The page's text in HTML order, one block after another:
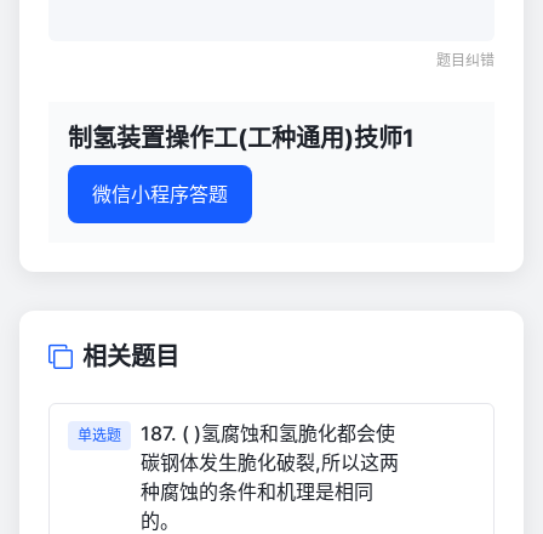
题目纠错
制氢装置操作工(工种通用)技师1
微信小程序答题
相关题目
单选题
187. ( )氢腐蚀和氢脆化都会使
碳钢体发生脆化破裂,所以这两
种腐蚀的条件和机理是相同
的。